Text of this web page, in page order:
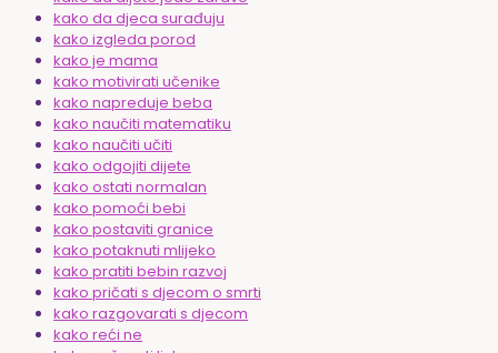
kako da djeca surađuju
kako izgleda porod
kako je mama
kako motivirati učenike
kako napreduje beba
kako naučiti matematiku
kako naučiti učiti
kako odgojiti dijete
kako ostati normalan
kako pomoći bebi
kako postaviti granice
kako potaknuti mlijeko
kako pratiti bebin razvoj
kako pričati s djecom o smrti
kako razgovarati s djecom
kako reći ne